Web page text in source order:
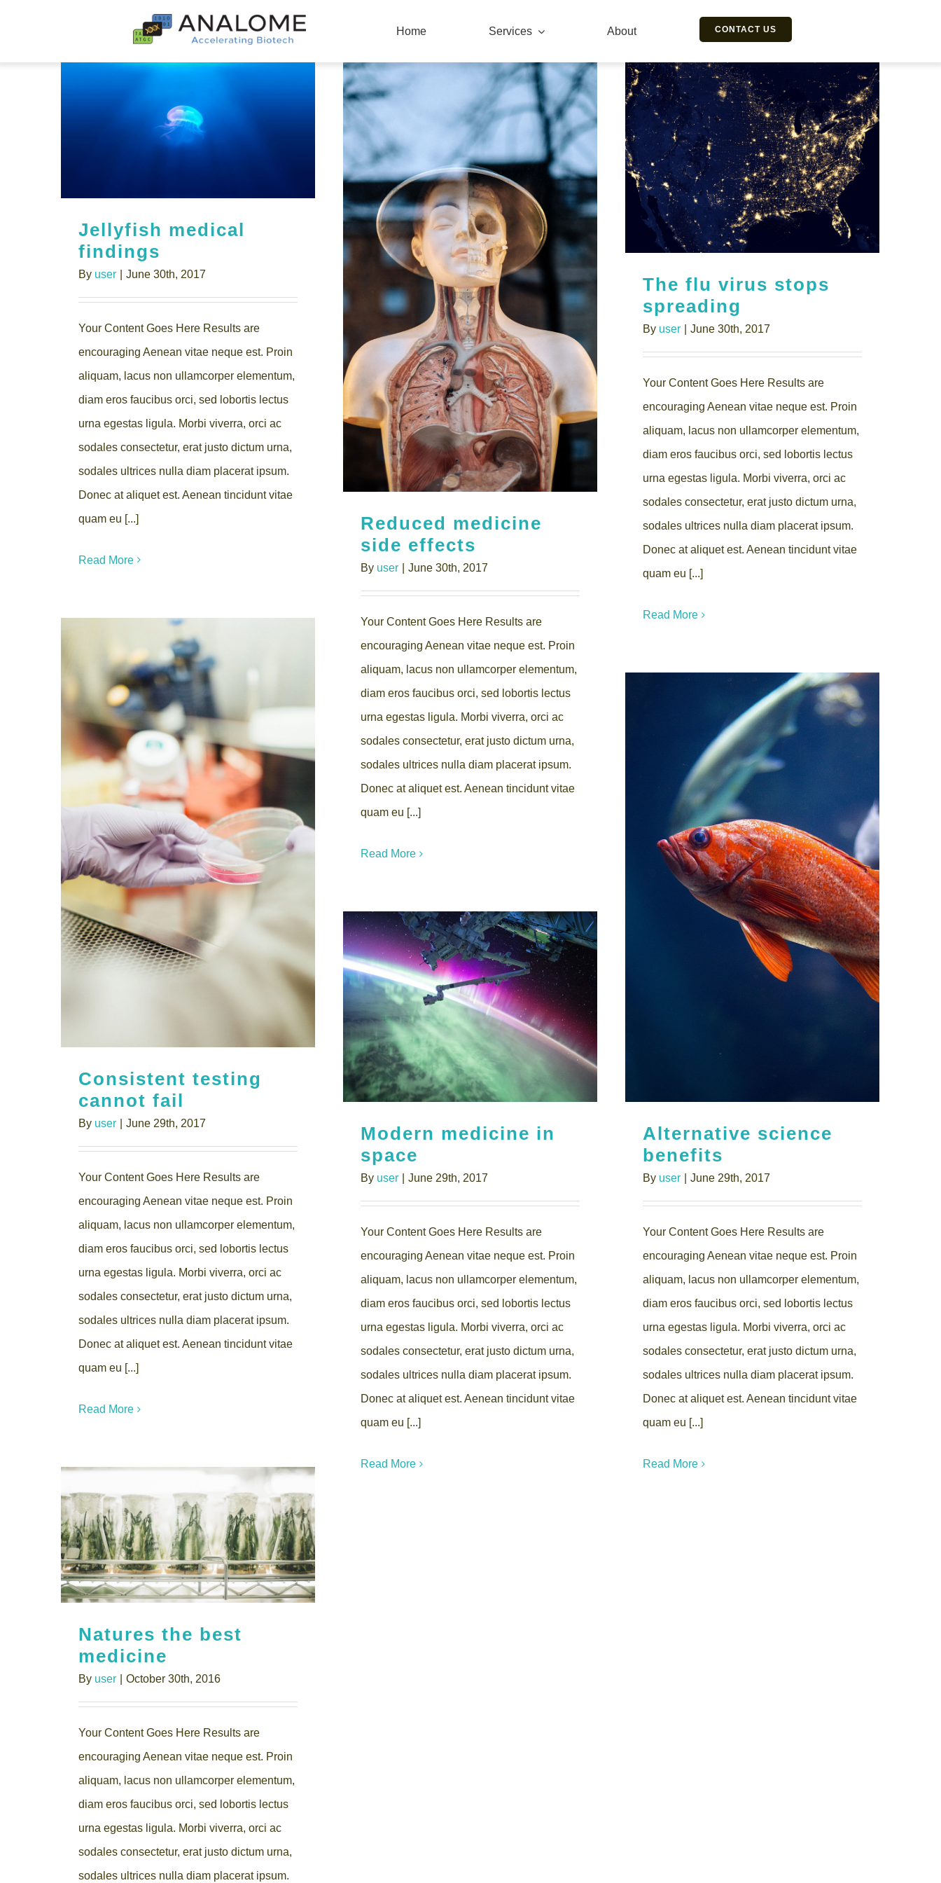
Home Services About CONTACT US
Jellyfish medical
findings
By user June 30th, 2017
Your Content Goes Here Results are
encouraging Aenean vitae neque est. Proin
aliquam, lacus non ullamcorper elementum,
diam eros faucibus orci, sed lobortis lectus
urna egestas ligula. Morbi viverra, orci ac
sodales consectetur, erat justo dictum urna,
sodales ultrices nulla diam placerat ipsum.
Donec at aliquet est. Aenean tincidunt vitae
quam eu [...]
Read More
Reduced medicine
side effects
By user June 30th, 2017
Your Content Goes Here Results are
encouraging Aenean vitae neque est. Proin
aliquam, lacus non ullamcorper elementum,
diam eros faucibus orci, sed lobortis lectus
urna egestas ligula. Morbi viverra, orci ac
sodales consectetur, erat justo dictum urna,
sodales ultrices nulla diam placerat ipsum.
Donec at aliquet est. Aenean tincidunt vitae
quam eu [...]
Read More
The flu virus stops
spreading
By user June 30th, 2017
Your Content Goes Here Results are
encouraging Aenean vitae neque est. Proin
aliquam, lacus non ullamcorper elementum,
diam eros faucibus orci, sed lobortis lectus
urna egestas ligula. Morbi viverra, orci ac
sodales consectetur, erat justo dictum urna,
sodales ultrices nulla diam placerat ipsum.
Donec at aliquet est. Aenean tincidunt vitae
quam eu [...]
Read More
Consistent testing
cannot fail
By user June 29th, 2017
Your Content Goes Here Results are
encouraging Aenean vitae neque est. Proin
aliquam, lacus non ullamcorper elementum,
diam eros faucibus orci, sed lobortis lectus
urna egestas ligula. Morbi viverra, orci ac
sodales consectetur, erat justo dictum urna,
sodales ultrices nulla diam placerat ipsum.
Donec at aliquet est. Aenean tincidunt vitae
quam eu [...]
Read More
Alternative science
benefits
By user June 29th, 2017
Your Content Goes Here Results are
encouraging Aenean vitae neque est. Proin
aliquam, lacus non ullamcorper elementum,
diam eros faucibus orci, sed lobortis lectus
urna egestas ligula. Morbi viverra, orci ac
sodales consectetur, erat justo dictum urna,
sodales ultrices nulla diam placerat ipsum.
Donec at aliquet est. Aenean tincidunt vitae
quam eu [...]
Read More
Modern medicine in
space
By user June 29th, 2017
Your Content Goes Here Results are
encouraging Aenean vitae neque est. Proin
aliquam, lacus non ullamcorper elementum,
diam eros faucibus orci, sed lobortis lectus
urna egestas ligula. Morbi viverra, orci ac
sodales consectetur, erat justo dictum urna,
sodales ultrices nulla diam placerat ipsum.
Donec at aliquet est. Aenean tincidunt vitae
quam eu [...]
Read More
Natures the best
medicine
By user October 30th, 2016
Your Content Goes Here Results are
encouraging Aenean vitae neque est. Proin
aliquam, lacus non ullamcorper elementum,
diam eros faucibus orci, sed lobortis lectus
urna egestas ligula. Morbi viverra, orci ac
sodales consectetur, erat justo dictum urna,
sodales ultrices nulla diam placerat ipsum.